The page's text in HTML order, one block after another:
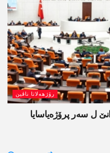
رۆژھەلاتا ناڤین
ل سەر پرۆژەیاسایا